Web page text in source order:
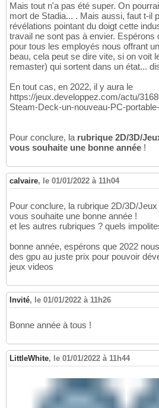
Mais tout n'a pas été super. On
mort de Stadia... . Mais aussi, faut t-il
révélations pointant du doigt cette
travail ne sont pas à envier. Espérons
pour tous les employés nous offrant
beau, cela peut se dire vite, si on voit
remaster) qui sortent dans un état...
En tout cas, en 2022, il y aura le
https://jeux.developpez.com/actu/
Steam-Deck-un-nouveau-PC-
Pour conclure, la rubrique 2D/3D/
vous souhaite une bonne année !
calvaire, le 01/01/2022 à 11h04
Pour conclure, la rubrique 2D/3D/
vous souhaite une bonne année !
et les autres rubriques ? quels
bonne année, espérons que 2022
des gpu au juste prix pour pouvoir
jeux videos
Invité, le 01/01/2022 à 11h26
Bonne année à tous !
LittleWhite, le 01/01/2022 à 11h44